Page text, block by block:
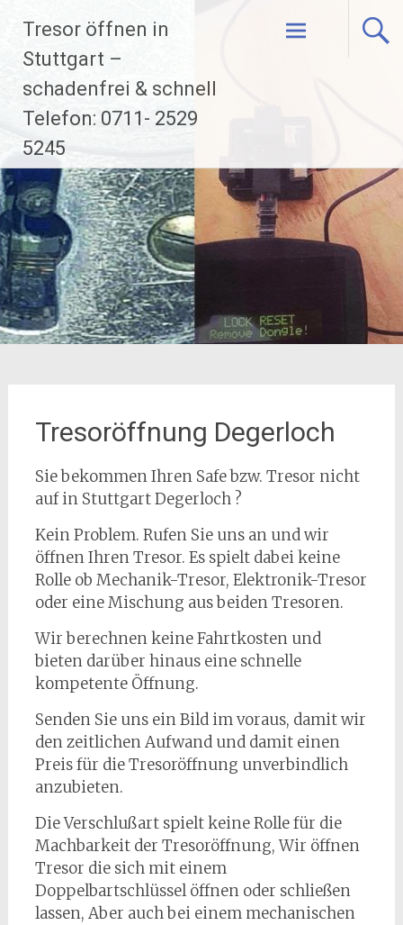
Inhalt
springen
Tresor öffnen in
Stuttgart –
schadenfrei & schnell
Telefon: 0711- 2529
5245
Tresoröffnung Degerloch
Sie bekommen Ihren Safe bzw. Tresor nicht
auf in Stuttgart Degerloch ?
Kein Problem. Rufen Sie uns an und wir
öffnen Ihren Tresor. Es spielt dabei keine
Rolle ob Mechanik-Tresor, Elektronik-Tresor
oder eine Mischung aus beiden Tresoren.
Wir berechnen keine Fahrtkosten und
bieten darüber hinaus eine schnelle
kompetente Öffnung.
Senden Sie uns ein Bild im voraus, damit wir
den zeitlichen Aufwand und damit einen
Preis für die Tresoröffnung unverbindlich
anzubieten.
Die Verschlußart spielt keine Rolle für die
Machbarkeit der Tresoröffnung, Wir öffnen
Tresor die sich mit einem
Doppelbartschlüssel öffnen oder schließen
lassen, Aber auch bei einem mechanischen